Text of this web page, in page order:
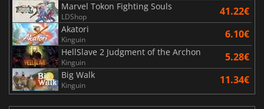
Marvel Tokon Fighting Souls
LDShop 41.22€
Akatori
Kinguin 6.10€
HellSlave 2 Judgment of the Archon
Kinguin 5.28€
Big Walk
Kinguin 11.34€